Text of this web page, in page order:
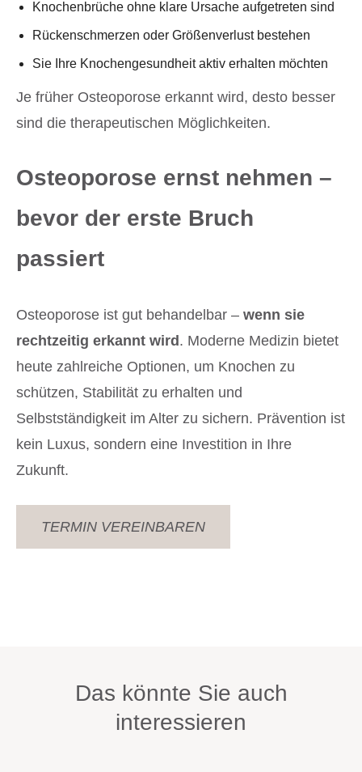
Knochenbrüche ohne klare Ursache aufgetreten sind
Rückenschmerzen oder Größenverlust bestehen
Sie Ihre Knochengesundheit aktiv erhalten möchten
Je früher Osteoporose erkannt wird, desto besser
sind die therapeutischen Möglichkeiten.
Osteoporose ernst nehmen –
bevor der erste Bruch
passiert
Osteoporose ist gut behandelbar – wenn sie
rechtzeitig erkannt wird. Moderne Medizin bietet
heute zahlreiche Optionen, um Knochen zu
schützen, Stabilität zu erhalten und
Selbstständigkeit im Alter zu sichern. Prävention ist
kein Luxus, sondern eine Investition in Ihre
Zukunft.
TERMIN VEREINBAREN
Das könnte Sie auch
interessieren